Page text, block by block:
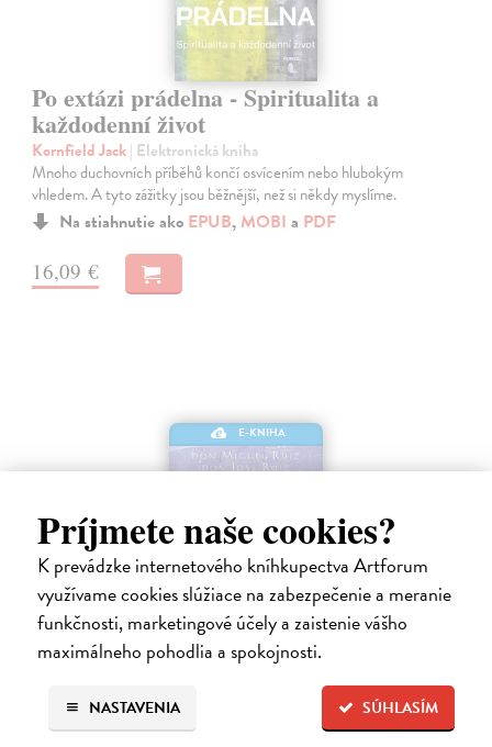
Príjmete naše cookies?
K prevádzke internetového kníhkupectva Artforum
využívame cookies slúžiace na zabezpečenie a meranie
funkčnosti, marketingové účely a zaistenie vášho
maximálneho pohodlia a spokojnosti.
SÚHLASÍM
NASTAVENIA
Po extázi prádelna - Spiritualita a
každodenní život
Kornfield Jack| Elektronická kniha
Mnoho duchovních příběhů končí osvícením nebo hlubokým
vhledem. A tyto zážitky jsou běžnější, než si někdy myslíme.
Na stiahnutie ako EPUB, MOBI a PDF
16,09 €
E-KNIHA
Pátá dohoda. Toltécká kniha moudrosti
Mills Janet, Angel Ruiz Don Miguel, Luis Ruiz Don Jose|
Elektronická kniha